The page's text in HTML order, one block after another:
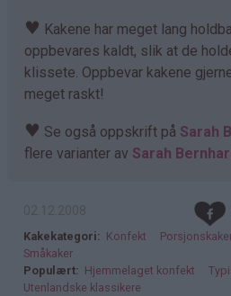
♥ Kakene har meget lang
oppbevares kaldt, slik at de
klissete. Oppbevar kakene
meget raskt!
♥ Se også oppskrift på Sarah
flere varianter av Sarah
Kakekategori Konfekt
Småkaker
Populært
Hjemmelaget konfekt
Utenlandske klassikere